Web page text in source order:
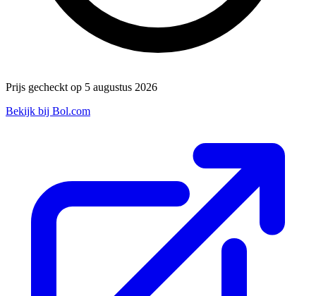
Prijs gecheckt op 5 augustus 2026
Bekijk bij Bol.com